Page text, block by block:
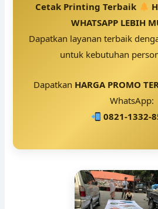
Cetak Printing Terbaik
WHATSAPP LEBIH
Dapatkan layanan terbaik
untuk kebutuhan
Dapatkan HARGA PROMO
WhatsApp:
0821-1332-